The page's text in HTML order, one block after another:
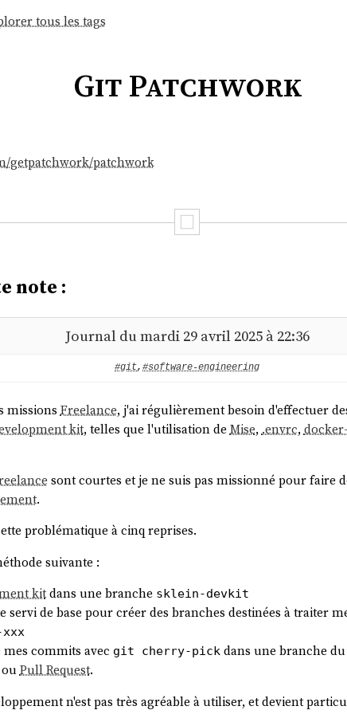
tous les tags
Git Patchwork
getpatchwork/patchwork
note :
Journal du mardi 29 avril 2025 à 22:36
#git, #software-engineering
missions Freelance, j'ai régulièrement besoin d'effectuer
kit, telles que l'utilisation de Mise, .envrc,
sont courtes et je ne suis pas missionné pour faire
.
problématique à cinq reprises.
suivante :
kitdans une branche sklein-devkit
servi de base pour créer des branches destinées à traiter
commits avec git cherry-pickdans une branche du
Pull Request.
n'est pas très agréable à utiliser, et devient